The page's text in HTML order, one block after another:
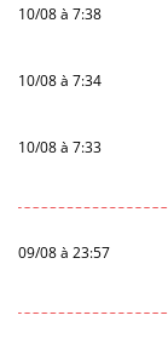
10/08 à 7:38
10/08 à 7:34
10/08 à 7:33
09/08 à 23:57